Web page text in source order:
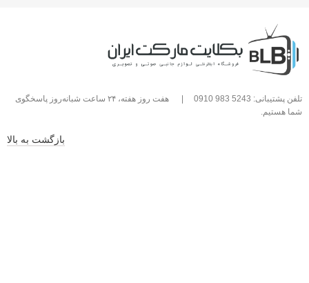
تلفن پشتیبانی: 5243 983 0910
هفت روز هفته، ۲۴ ساعت شبانه‌روز پاسخگوی
شما هستیم.
بازگشت به بالا